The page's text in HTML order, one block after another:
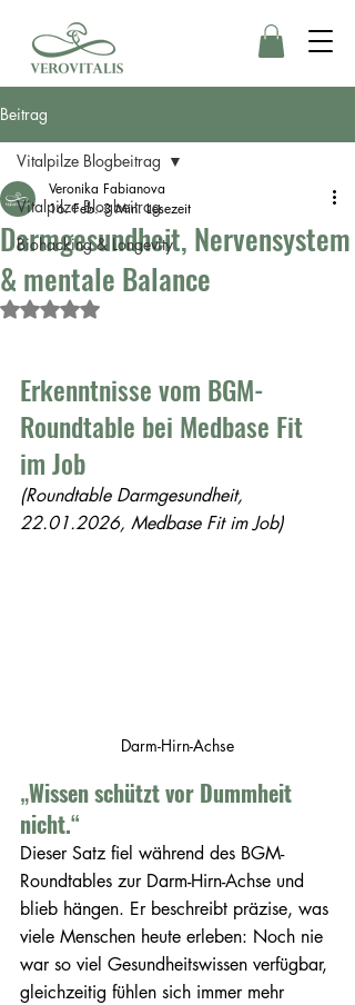
Beitrag
Vitalpilze Blogbeitrag
Biohacking & Longevity
Vitalpilze Blogbeitrag
Darmgesundheit, Nervensystem
& mentale Balance
Veronika Fabianova
16. Feb. 3 Min. Lesezeit
Mit NaN von 5 Sternen bewertet.
Erkenntnisse vom BGM-
Roundtable bei Medbase Fit
im Job
(Roundtable Darmgesundheit,
22.01.2026, Medbase Fit im Job)
Darm-Hirn-Achse
„Wissen schützt vor Dummheit
nicht.“
Dieser Satz fiel während des BGM-
Roundtables zur Darm-Hirn-Achse und
blieb hängen. Er beschreibt präzise, was
viele Menschen heute erleben: Noch nie
war so viel Gesundheitswissen verfügbar,
gleichzeitig fühlen sich immer mehr